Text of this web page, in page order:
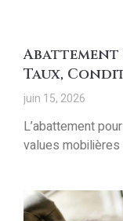
Abattement
Taux,
juin 15, 2026
L’abattement
values mobilières